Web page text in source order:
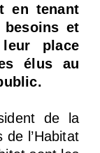
en tenant
et
place
élus au
de la
l’Habitat